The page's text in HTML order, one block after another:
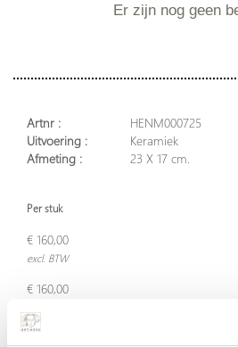
Er zijn nog geen
Artnr :
HENM000725
Uitvoering :
Keramiek
Afmeting :
23 X 17 cm.
Per stuk
€ 160,00
excl. BTW
€ 160,00